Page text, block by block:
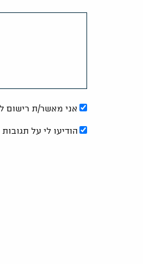
אני מאשר/ת רישום
הודיעו לי על